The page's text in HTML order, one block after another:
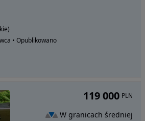
• Opublikowano
119 000 PLN
W granicach średniej